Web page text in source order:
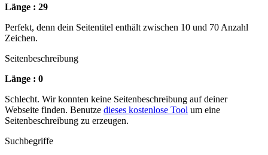
Länge : 29
Perfekt, denn dein Seitentitel enthält zwischen 10 und 70 Anzahl
Zeichen.
Seitenbeschreibung
Länge : 0
Schlecht. Wir konnten keine Seitenbeschreibung auf deiner
Webseite finden. Benutze dieses kostenlose Tool um eine
Seitenbeschreibung zu erzeugen.
Suchbegriffe